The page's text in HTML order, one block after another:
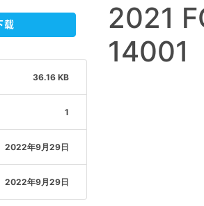
载
36.16 KB
1
2022年9月29日
2022年9月29日
2021
14001